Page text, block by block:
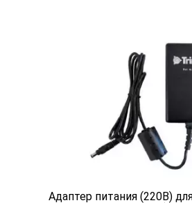
Адаптер питания (220В)